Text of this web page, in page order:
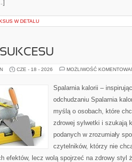
W DETALU
CZE - 18 - 2026 MOŻLIWOŚĆ
Spalarnia kalorii –
odchudzaniu Spalarnia
myślą o osobach, które
zdrowej sylwetki i szukają
podanych w zrozumiały
czytelników, którzy nie
efektów, lecz wolą spojrzeć na zdrowy styl